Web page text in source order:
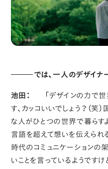
では、一人のデザイナ
池田：
「デザインの力で
す、カッコいいでしょう？（笑
な人がひとつの世界で暮らす
言語を超えて想いを伝えられ
時代のコミュニケーションの
いことを言っているようです